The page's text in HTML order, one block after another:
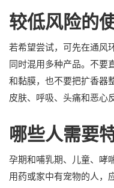
较低风险的
若希望尝试，可先在通风
同时混用多种产品。不要
和黏膜，也不要把扩香器
皮肤、呼吸、头痛和恶心
哪些人需要
孕期和哺乳期、儿童、哮
用药或家中有宠物的人，